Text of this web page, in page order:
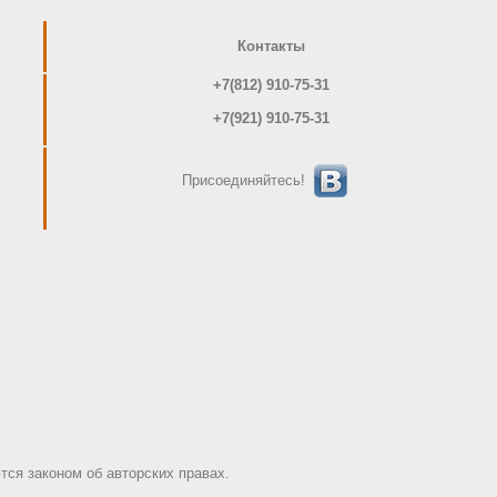
Контакты
+7(812) 910-75-31
+7(921) 910-75-31
Присоединяйтесь!
законом об авторских правах.